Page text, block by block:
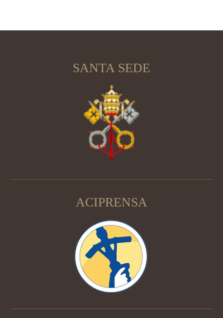
SANTA SEDE
ACIPRENSA